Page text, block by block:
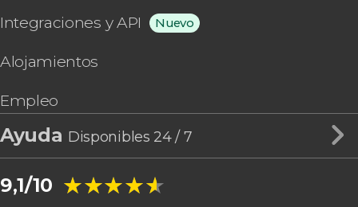
Integraciones y API Nuevo
Alojamientos
Empleo
Ayuda Disponibles 24 / 7
9,1/10 ★★★★★
★★★★★